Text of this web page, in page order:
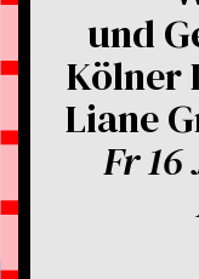
und
Kölner
Liane
Fr